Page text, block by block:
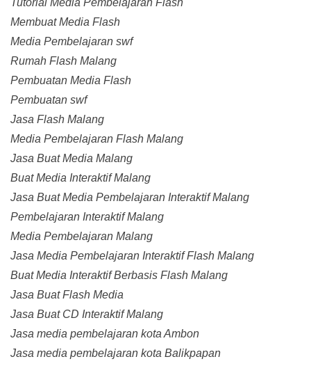
Tutorial Media Pembelajaran Flash
Membuat Media Flash
Media Pembelajaran swf
Rumah Flash Malang
Pembuatan Media Flash
Pembuatan swf
Jasa Flash Malang
Media Pembelajaran Flash Malang
Jasa Buat Media Malang
Buat Media Interaktif Malang
Jasa Buat Media Pembelajaran Interaktif Malang
Pembelajaran Interaktif Malang
Media Pembelajaran Malang
Jasa Media Pembelajaran Interaktif Flash Malang
Buat Media Interaktif Berbasis Flash Malang
Jasa Buat Flash Media
Jasa Buat CD Interaktif Malang
Jasa media pembelajaran kota Ambon
Jasa media pembelajaran kota Balikpapan